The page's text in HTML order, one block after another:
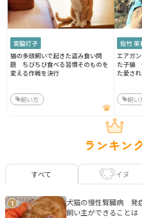
宮脇灯子
猫の多頭飼いで起きた盗み食い問
題 ちびちび食べる習慣そのものを
変える作戦を決行
飼い方
佐竹 茉
エアガ
た子猫
た愛さ
飼い
ランキン
すべて イヌ
1
犬猫の慢性腎臓病 発
飼い主ができることは